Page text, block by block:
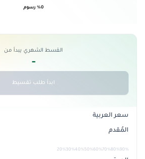
0% رسوم
القسط الشهري يبدأ من
-
ابدأ طلب تقسيط
سعر العربية
المُقدم
20% 30%40% 50%60%70%80%90%